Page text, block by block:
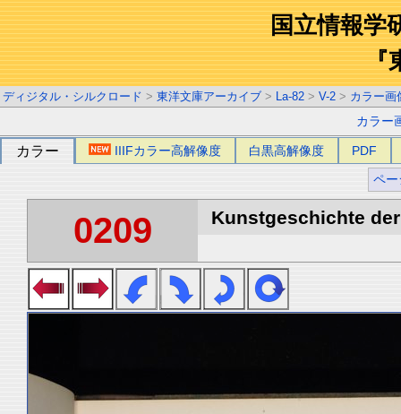
国立情報学
『
ディジタル・シルクロード > 東洋文庫アーカイブ > La-82 > V-2 > カラー画
カラー
カラー IIIFカラー高解像度 白黒高解像度 PDF
ペー
0209 Kunstgeschichte